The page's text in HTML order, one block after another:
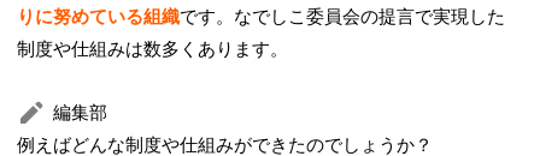
りに努めている組織です。なでしこ委員会の提言で実現した
制度や仕組みは数多くあります。
編集部
例えばどんな制度や仕組みができたのでしょうか？